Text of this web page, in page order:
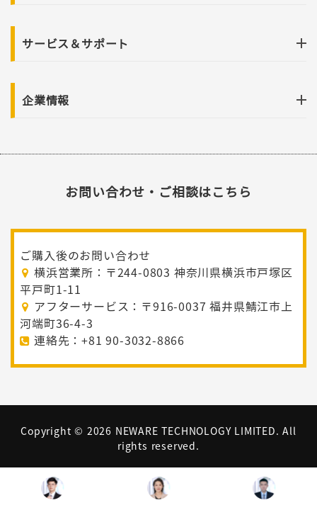
サービス＆サポート
企業情報
お問い合わせ・ご相談はこちら
ご購入後のお問い合わせ
横浜営業所：〒244-0803 神奈川県横浜市戸塚区
平戸町1-11
アフターサービス：〒916-0037 福井県鯖江市上
河端町36-4-3
連絡先：+81 90-3032-8866
Copyright © 2026 NEWARE TECHNOLOGY LIMITED. All
rights reserved.